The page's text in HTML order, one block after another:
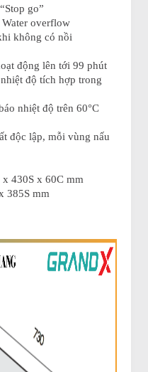
go”
overflow
không có nồi
động lên tới 99 phút
độ tích hợp trong
nhiệt độ trên 60°C
độc lập, mỗi vùng nấu
430S x 60C mm
385S mm